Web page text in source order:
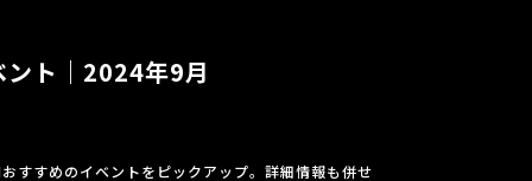
ント｜2024年9月
すすめのイベントをピックアップ。詳細情報も併せ